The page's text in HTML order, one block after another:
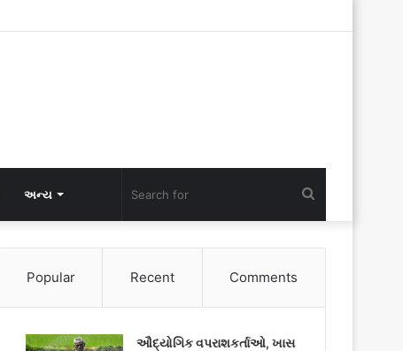
અન્ય
for
Popular Recent Comments
ઔદ્યોગિક વપરાશકર્તાઓ, ખાસ